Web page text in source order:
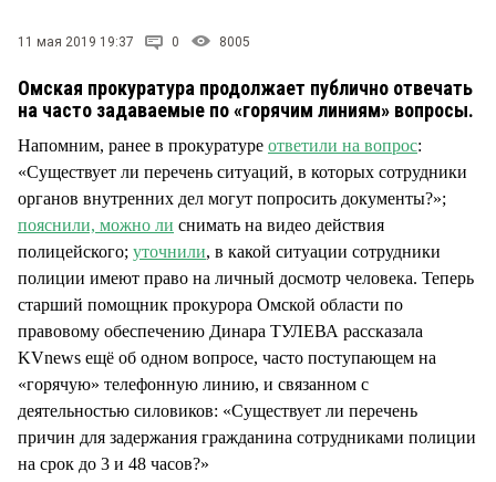
11 мая 2019 19:37 0 8005
Омская прокуратура продолжает публично отвечать
на часто задаваемые по «горячим линиям» вопросы.
Напомним, ранее в прокуратуре ответили на вопрос:
«Существует ли перечень ситуаций, в которых сотрудники
органов внутренних дел могут попросить документы?»;
пояснили, можно ли снимать на видео действия
полицейского; уточнили, в какой ситуации сотрудники
полиции имеют право на личный досмотр человека. Теперь
старший помощник прокурора Омской области по
правовому обеспечению Динара ТУЛЕВА рассказала
KVnews ещё об одном вопросе, часто поступающем на
«горячую» телефонную линию, и связанном с
деятельностью силовиков: «Существует ли перечень
причин для задержания гражданина сотрудниками полиции
на срок до 3 и 48 часов?»